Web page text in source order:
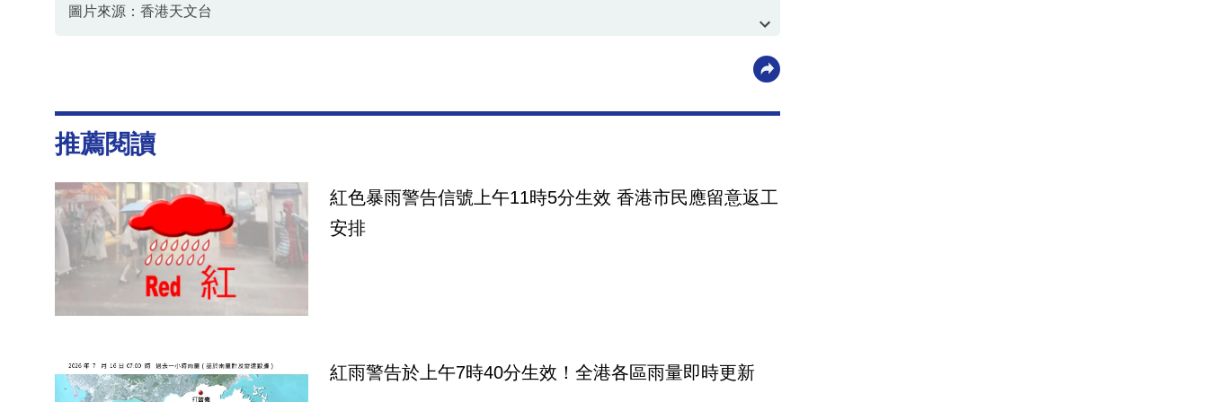
圖片來源：香港天文台
推薦閱讀
紅色暴雨警告信號上午11時5分生效 香港市民應留意返工
安排
紅雨警告於上午7時40分生效！全港各區雨量即時更新